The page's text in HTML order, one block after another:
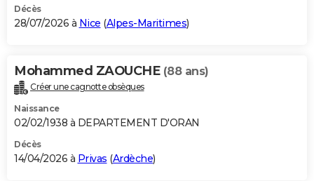
BONS PLANS
Carte de Noël
Carte Bonne année
Carte Saint-Valentin
Carte Pâques
Carte d'anniversaire
DICTIONNAIRE
Dictionnaire
Biographies
Citations
Expressions
Proverbes
PROGRAMME TV
S'inscrire
Se connecter
Lycées
Collèges
Primaires
Universités
Entreprises
Service militaire
Avis de recherche
AVIS DE DÉCÈS
Décès
28/07/2026 à Nice (Alpes-Maritimes)
Mohammed ZAOUCHE (88 ans)
Créer une cagnotte obsèques
Naissance
02/02/1938 à DEPARTEMENT D'ORAN
Décès
14/04/2026 à Privas (Ardèche)